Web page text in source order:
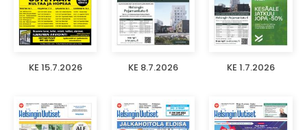
KE 15.7.2026 KE 8.7.2026 KE 1.7.2026